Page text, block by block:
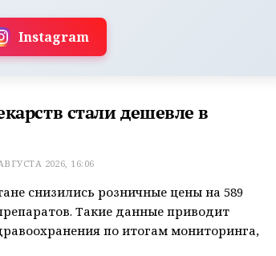
Instagram
стали дешевле в
2026, 16:06
снизились розничные цены на 589
Такие данные приводит
по итогам мониторинга,